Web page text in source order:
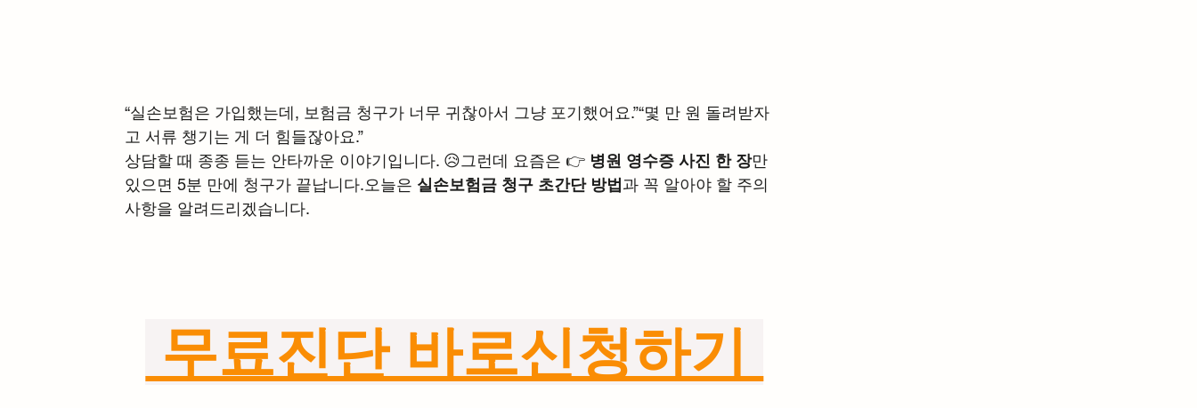
“실손보험은 가입했는데, 보험금 청구가 너무 귀찮아서 그냥 포기했어요.”“몇 만 원 돌려받자
고 서류 챙기는 게 더 힘들잖아요.”
상담할 때 종종 듣는 안타까운 이야기입니다. 😥그런데 요즘은 👉 병원 영수증 사진 한 장만
있으면 5분 만에 청구가 끝납니다.오늘은 실손보험금 청구 초간단 방법과 꼭 알아야 할 주의
사항을 알려드리겠습니다.
무료진단 바로신청하기